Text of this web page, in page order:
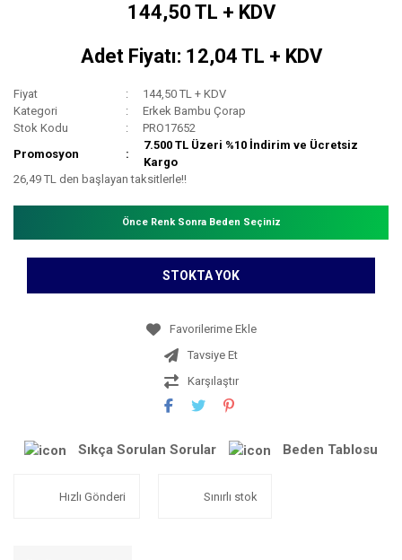
144,50 TL + KDV
Adet Fiyatı: 12,04 TL + KDV
Fiyat
144,50 TL + KDV
Kategori
Erkek Bambu Çorap
Stok Kodu
PRO17652
Promosyon
7.500 TL Üzeri %10 İndirim ve Ücretsiz
Kargo
26,49 TL den başlayan taksitlerle!!
Önce Renk Sonra Beden Seçiniz
STOKTA YOK
Tavsiye Et
Karşılaştır
Sıkça Sorulan Sorular Beden Tablosu
Hızlı Gönderi Sınırlı stok